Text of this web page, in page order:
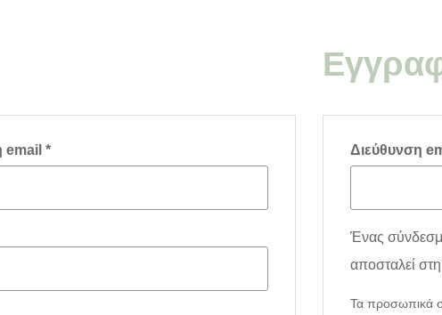
email *Απαιτείται Διεύθυνση
Ένας
αποσταλεί
Τα προσωπικά